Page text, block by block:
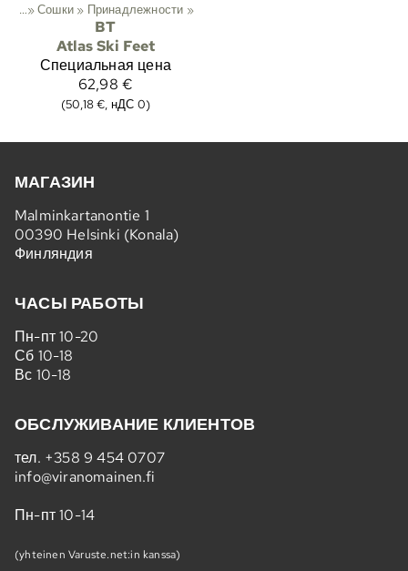
‪»Сошки ‪» Принадлежности ‪»
BT
Atlas Ski Feet
Специальная цена
62,98 €
(50,18 €, нДС 0)
МАГАЗИН
Malminkartanontie 1
00390 Helsinki (Konala)
Финляндия
ЧАСЫ РАБОТЫ
Пн-пт 10-20
Сб 10-18
Вс 10-18
ОБСЛУЖИВАНИЕ КЛИЕНТОВ
тел. +358 9 454 0707
info@viranomainen.fi
Пн-пт 10-14
(yhteinen Varuste.net:in kanssa)